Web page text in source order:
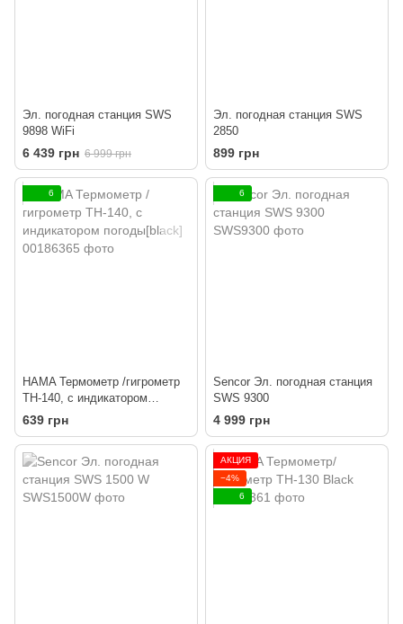
Эл. погодная станция SWS
9898 WiFi
6 439 грн 6 999 грн
Эл. погодная станция SWS
2850
899 грн
6
HAMA Термометр /гигрометр
TH-140, с индикатором
погоды[black]
639 грн
6
Sencor Эл. погодная станция
SWS 9300
4 999 грн
АКЦИЯ
−4%
6